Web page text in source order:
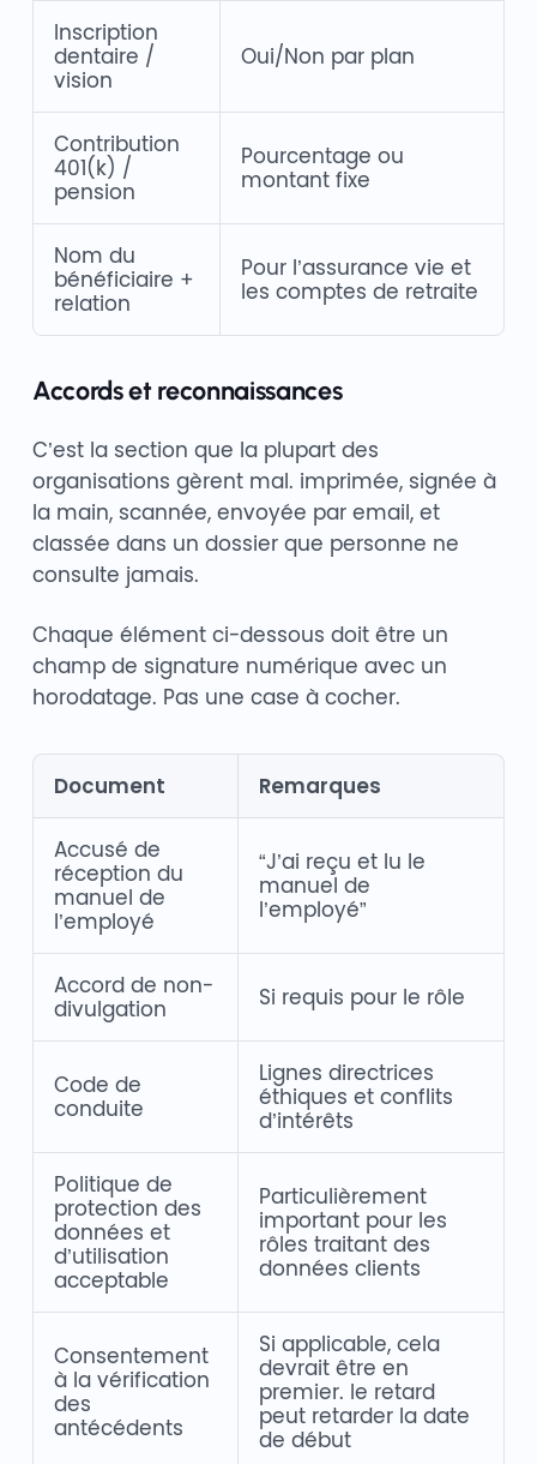
Inscription
dentaire /
vision
Oui/Non par plan
Contribution
401(k) /
pension
Pourcentage ou
montant fixe
Nom du
bénéficiaire +
relation
Pour l’assurance vie et
les comptes de retraite
Accords et reconnaissances
C’est la section que la plupart des
organisations gèrent mal. imprimée, signée à
la main, scannée, envoyée par email, et
classée dans un dossier que personne ne
consulte jamais.
Chaque élément ci-dessous doit être un
champ de signature numérique avec un
horodatage. Pas une case à cocher.
Document Remarques
Accusé de
réception du
manuel de
l’employé
“J’ai reçu et lu le
manuel de
l’employé”
Accord de non-
divulgation
Si requis pour le rôle
Code de
conduite
Lignes directrices
éthiques et conflits
d’intérêts
Politique de
protection des
données et
d’utilisation
acceptable
Particulièrement
important pour les
rôles traitant des
données clients
Consentement
à la vérification
des
antécédents
Si applicable, cela
devrait être en
premier. le retard
peut retarder la date
de début